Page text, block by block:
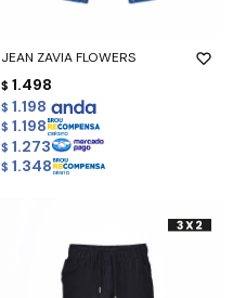
JEAN ZAVIA FLOWERS
$ 1.498
$ 1.198
$ 1.198
$ 1.273
$ 1.348